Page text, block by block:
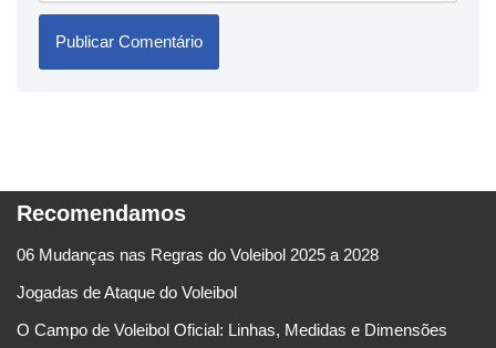
Recomendamos
06 Mudanças nas Regras do Voleibol 2025 a 2028
Jogadas de Ataque do Voleibol
O Campo de Voleibol Oficial: Linhas, Medidas e Dimensões